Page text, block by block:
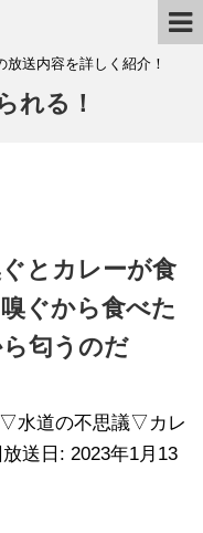
送内容を詳しく紹介！
れる！
とカレーが食
ぐから食べた
匂うのだ
▽水道の不思議▽カレ
送日: 2023年1月13